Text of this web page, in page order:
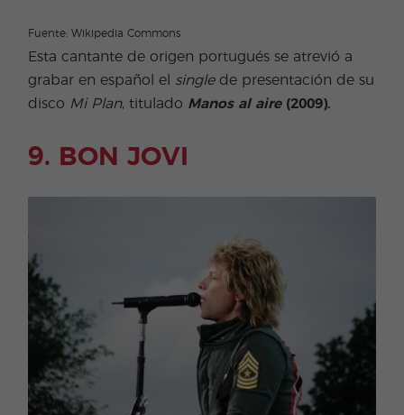
Fuente: Wikipedia Commons
Esta cantante de origen portugués se atrevió a
grabar en español el singlede presentación de su
disco Mi Plan, titulado Manos al aire (2009).
9. BON JOVI